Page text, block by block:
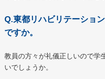
Q.東都リハビリテーショ
ですか。
教員の方々が礼儀正しいので学
いでしょうか。